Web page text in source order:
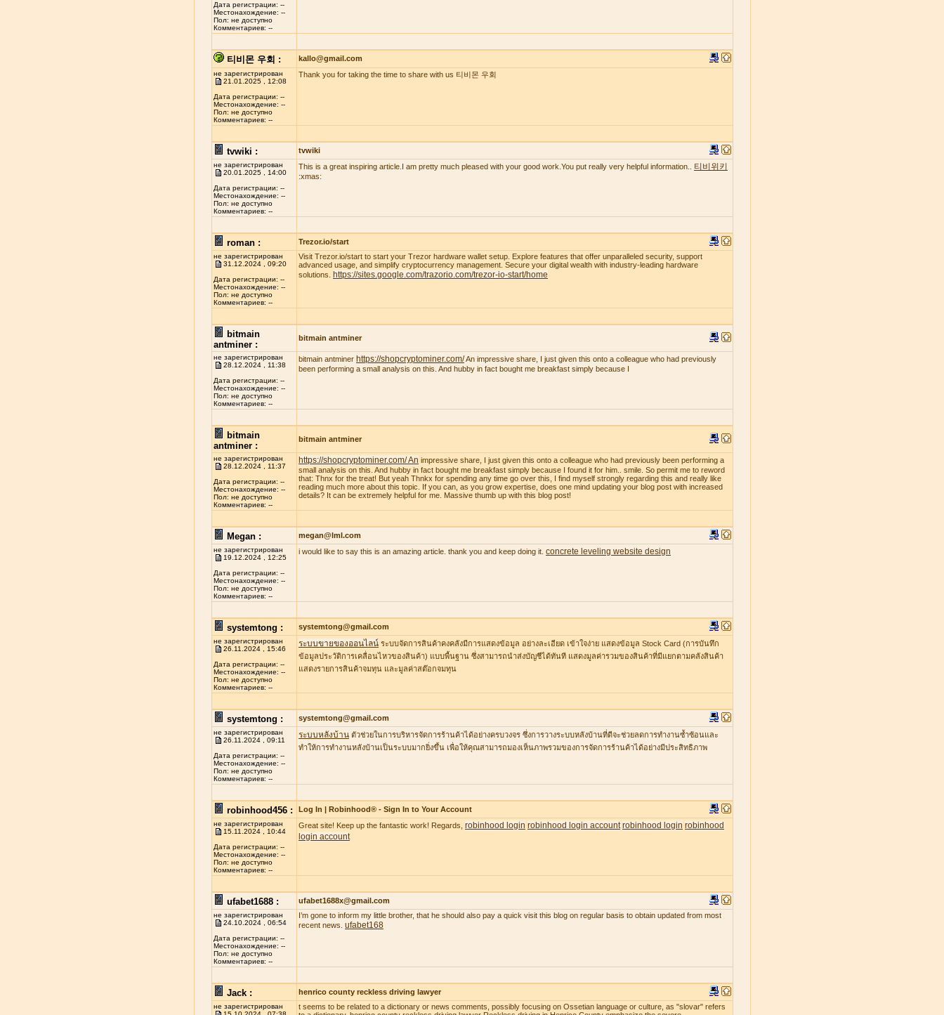
Дата регистрации: --
Местонахождение: --
Пол: не доступно
Комментариев: --
티비몬 우회 : kallo@gmail.com
не зарегистрирован
21.01.2025 , 12:08
Дата регистрации: --
Местонахождение: --
Пол: не доступно
Комментариев: --
Thank you for taking the time to share with us 티비몬 우회
tvwiki : tvwiki
не зарегистрирован
20.01.2025 , 14:00
Дата регистрации: --
Местонахождение: --
Пол: не доступно
Комментариев: --
This is a great inspiring article.I am pretty much pleased with your good work.You put really very helpful information.. 티비위키
:xmas:
roman : Trezor.io/start
не зарегистрирован
31.12.2024 , 09:20
Дата регистрации: --
Местонахождение: --
Пол: не доступно
Комментариев: --
Visit Trezor.io/start to start your Trezor hardware wallet setup. Explore features that offer unparalleled security, support
advanced usage, and simplify cryptocurrency management. Secure your digital wealth with industry-leading hardware
solutions.
https://sites.google.com/trazorio.com/trezor-io-start/home
bitmain
antminer :
bitmain antminer
не зарегистрирован
28.12.2024 , 11:38
Дата регистрации: --
Местонахождение: --
Пол: не доступно
Комментариев: --
bitmain antminer https://shopcryptominer.com/An impressive share, I just given this onto a colleague who had previously
been performing a small analysis on this. And hubby in fact bought me breakfast simply because I
bitmain
antminer :
bitmain antminer
не зарегистрирован
28.12.2024 , 11:37
Дата регистрации: --
Местонахождение: --
Пол: не доступно
Комментариев: --
https://shopcryptominer.com/ An impressive share, I just given this onto a colleague who had previously been performing a
small analysis on this. And hubby in fact bought me breakfast simply because I found it for him.. smile. So permit me to reword
that: Thnx for the treat! But yeah Thnkx for spending any time go over this, I find myself strongly regarding this and really like
reading much more about this topic. If you can, as you grow expertise, does one mind updating your blog post with increased
details? It can be extremely helpful for me. Massive thumb up with this blog post!
Megan : megan@lml.com
не зарегистрирован
19.12.2024 , 12:25
Дата регистрации: --
Местонахождение: --
Пол: не доступно
Комментариев: --
i would like to say this is an amazing article. thank you and keep doing it. concrete leveling website design
systemtong : systemtong@gmail.com
не зарегистрирован
26.11.2024 , 15:46
Дата регистрации: --
Местонахождение: --
Пол: не доступно
Комментариев: --
ระบบขายของออนไลน์ ระบบจัดการสินค้าคงคลังมีการแสดงข้อมูล อย่างละเอียด เข้าใจง่าย แสดงข้อมูล Stock Card (การบันทึก
ข้อมูลประวัติการเคลื่อนไหวของสินค้า) แบบพื้นฐาน ซึ่งสามารถนำส่งบัญชีได้ทันที แสดงมูลค่ารวมของสินค้าที่มีแยกตามคลังสินค้า
แสดงรายการสินค้าจมทุน และมูลค่าสต๊อกจมทุน
systemtong : systemtong@gmail.com
не зарегистрирован
26.11.2024 , 09:11
Дата регистрации: --
Местонахождение: --
Пол: не доступно
Комментариев: --
ระบบหลังบ้าน ตัวช่วยในการบริหารจัดการร้านค้าได้อย่างครบวงจร ซึ่งการวางระบบหลังบ้านที่ดีจะช่วยลดการทำงานซ้ำซ้อนและ
ทำให้การทำงานหลังบ้านเป็นระบบมากยิ่งขึ้น เพื่อให้คุณสามารถมองเห็นภาพรวมของการจัดการร้านค้าได้อย่างมีประสิทธิภาพ
robinhood456 : Log In | Robinhood® - Sign In to Your Account
не зарегистрирован
15.11.2024 , 10:44
Дата регистрации: --
Местонахождение: --
Пол: не доступно
Комментариев: --
Great site! Keep up the fantastic work! Regards, robinhood login robinhood login account robinhood login robinhood
login account
ufabet1688 : ufabet1688x@gmail.com
не зарегистрирован
24.10.2024 , 06:54
Дата регистрации: --
Местонахождение: --
Пол: не доступно
Комментариев: --
I’m gone to inform my little brother, that he should also pay a quick visit this blog on regular basis to obtain updated from most
recent news. ufabet168
Jack : henrico county reckless driving lawyer
не зарегистрирован
t seems to be related to a dictionary or news comments, possibly focusing on Ossetian language or culture, as "slovar" refers